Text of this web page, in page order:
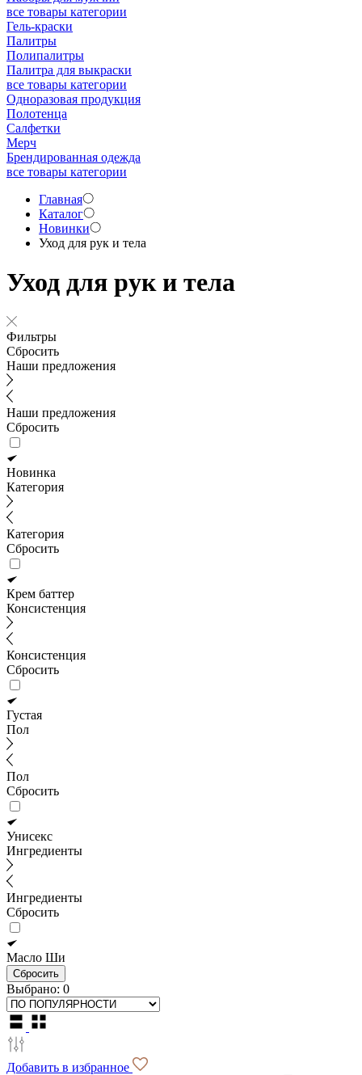
все товары категории
Гель-краски
Палитры
Полипалитры
Палитра для выкраски
все товары категории
Одноразовая продукция
Полотенца
Салфетки
Мерч
Брендированная одежда
все товары категории
Главная
Каталог
Новинки
Уход для рук и тела
Уход для рук и тела
Фильтры
Сбросить
Наши предложения
Наши предложения
Сбросить
Новинка
Категория
Категория
Сбросить
Крем баттер
Консистенция
Консистенция
Сбросить
Густая
Пол
Пол
Сбросить
Унисекс
Ингредиенты
Ингредиенты
Сбросить
Масло Ши
Сбросить
Выбрано: 0
Добавить в избранное